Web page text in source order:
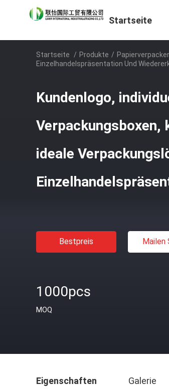
Startseite
Startseite / Produkte /
Einzelhandelspräsentation Und
Kundenlogo,
Verpackungsboxen,
ideale
Bestpreis Mailen
1000pcs
MOQ
Eigenschaften Galerie